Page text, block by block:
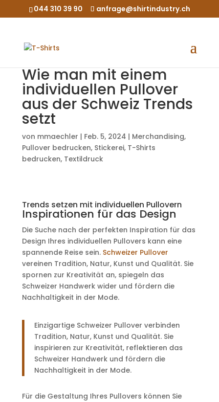
044 310 39 90 anfrage@shirtindustry.ch
Wie man mit einem
individuellen Pullover
aus der Schweiz Trends
setzt
von mmaechler | Feb. 5, 2024 | Merchandising,
Pullover bedrucken, Stickerei, T-Shirts
bedrucken, Textildruck
Trends setzen mit individuellen Pullovern
Inspirationen für das Design
Die Suche nach der perfekten Inspiration für das
Design Ihres individuellen Pullovers kann eine
spannende Reise sein. Schweizer Pullover
vereinen Tradition, Natur, Kunst und Qualität. Sie
spornen zur Kreativität an, spiegeln das
Schweizer Handwerk wider und fördern die
Nachhaltigkeit in der Mode.
Einzigartige Schweizer Pullover verbinden
Tradition, Natur, Kunst und Qualität. Sie
inspirieren zur Kreativität, reflektieren das
Schweizer Handwerk und fördern die
Nachhaltigkeit in der Mode.
Für die Gestaltung Ihres Pullovers können Sie